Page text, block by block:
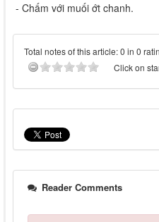
- Chấm với muối ớt chanh.
Total notes of this article: 0 in 0
Click on
Reader Comments